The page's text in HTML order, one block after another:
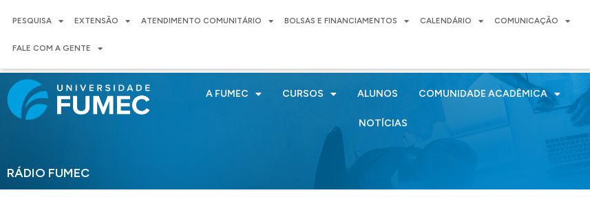
PESQUISA EXTENSÃO ATENDIMENTO COMUNITÁRIO BOLSAS E FINANCIAMENTOS CALENDÁRIO COMUNICAÇÃO
FALE COM A GENTE
A FUMEC CURSOS ALUNOS COMUNIDADE ACADÊMICA
NOTÍCIAS
RÁDIO FUMEC